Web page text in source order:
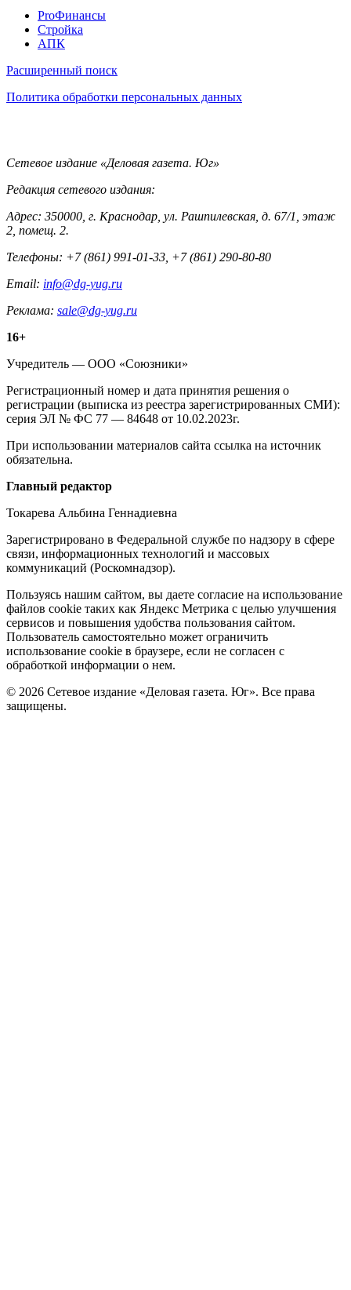
Pro
ProФинансы
Стройка
АПК
Информация
Расширенный поиск
Политика обработки персональных данных
Контакты
Сетевое издание «Деловая газета. Юг»
Редакция сетевого издания:
Адрес: 350000, г. Краснодар, ул. Рашпилевская, д. 67/1, этаж
2, помещ. 2.
Телефоны: +7 (861) 991-01-33, +7 (861) 290-80-80
Email: info@dg-yug.ru
Реклама: sale@dg-yug.ru
Информация
о
издании
16+
Учредитель — ООО «Союзники»
Регистрационный номер и дата принятия решения о
регистрации (выписка из реестра зарегистрированных СМИ):
серия ЭЛ № ФС 77 — 84648 от 10.02.2023г.
При использовании материалов сайта ссылка на источник
обязательна.
Редакция
Главный редактор
Токарева Альбина Геннадиевна
Зарегистрировано в Федеральной службе по надзору в сфере
связи, информационных технологий и массовых
коммуникаций (Роскомнадзор).
Политика
cookie
Пользуясь нашим сайтом, вы даете согласие на использование
файлов cookie таких как Яндекс Метрика с целью улучшения
сервисов и повышения удобства пользования сайтом.
Пользователь самостоятельно может ограничить
использование cookie в браузере, если не согласен с
обработкой информации о нем.
© 2026 Сетевое издание «Деловая газета. Юг». Все права
защищены.